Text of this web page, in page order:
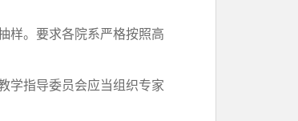
样。要求各院系严格按照高
学指导委员会应当组织专家